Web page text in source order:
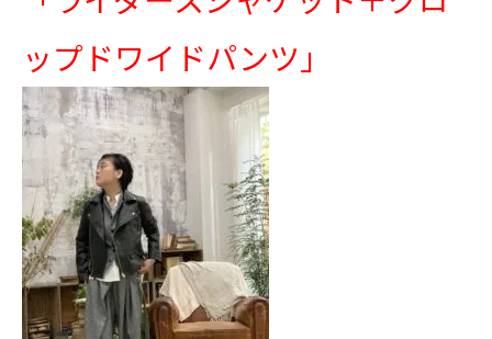
ップドワイドパンツ」